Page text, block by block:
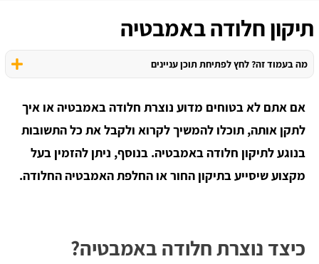
תיקון חלודה באמבטיה
מה בעמוד זה? לחץ לפתיחת תוכן עניינים
אם אתם לא בטוחים מדוע נוצרת חלודה באמבטיה או איך
לתקן אותה, תוכלו להמשיך לקרוא ולקבל את כל התשובות
בנוגע לתיקון חלודה באמבטיה. בנוסף, ניתן להזמין בעל
מקצוע שיסייע בתיקון החור או החלפת האמבטיה החלודה.
כיצד נוצרת חלודה באמבטיה?